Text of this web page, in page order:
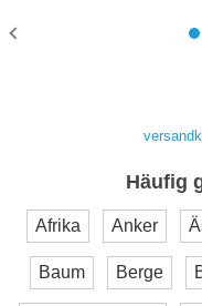
Häufig
Afrika Anker
Baum Berge